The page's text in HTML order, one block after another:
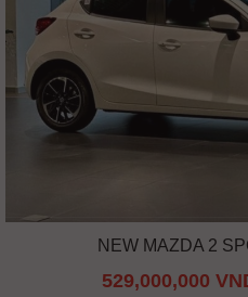
NEW MAZDA 2
529,000,000